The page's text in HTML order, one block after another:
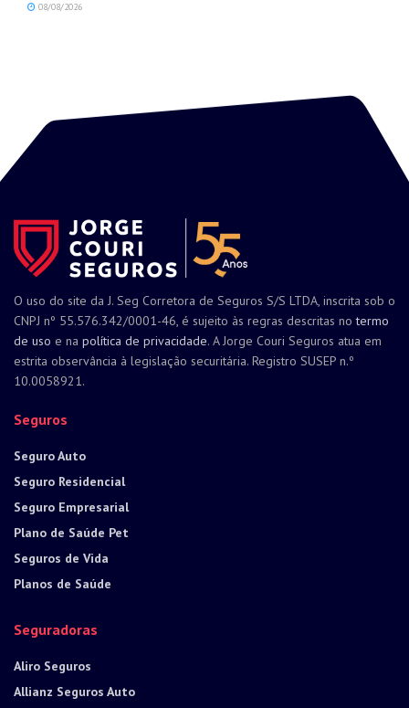
08/08/2026
O uso do site da J. Seg Corretora de Seguros S/S LTDA, inscrita sob o
CNPJ nº 55.576.342/0001-46, é sujeito às regras descritas notermo
de uso e na política de privacidade. A Jorge Couri Seguros atua em
estrita observância à legislação securitária. Registro SUSEP n.º
10.0058921.
Seguros
Seguro Auto
Seguro Residencial
Seguro Empresarial
Plano de Saúde Pet
Seguros de Vida
Planos de Saúde
Seguradoras
Aliro Seguros
Allianz Seguros Auto